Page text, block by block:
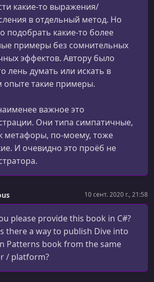
какие-то выражения/
в отдельный метод. Но
подобрать какие-то более
примеры без сомнительных
эффектов. Автору было
лень думать или искать в
опыте такие примеры.
важное это
Они типа симпатичные,
метафоры, по-моему, тоже
И очевидно это проёб не
10 сент. 2020 г., 21:58
please provide this book in C#?
there a way to publish Dive into
Patterns book from the same
/ platform?